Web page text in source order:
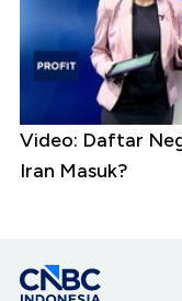
Video: Daftar
Iran Masuk?